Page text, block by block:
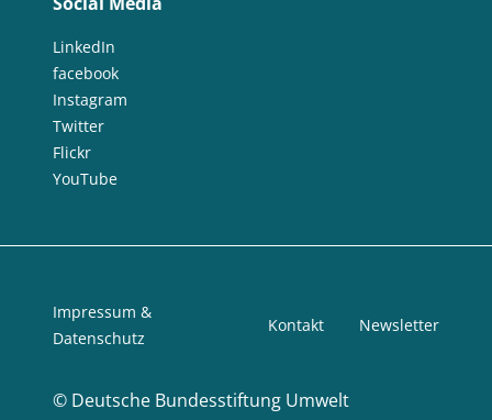
LinkedIn
facebook
Instagram
Twitter
Flickr
YouTube
© Deutsche Bundesstiftung Umwelt
Impressum &
Datenschutz
Kontakt Newsletter